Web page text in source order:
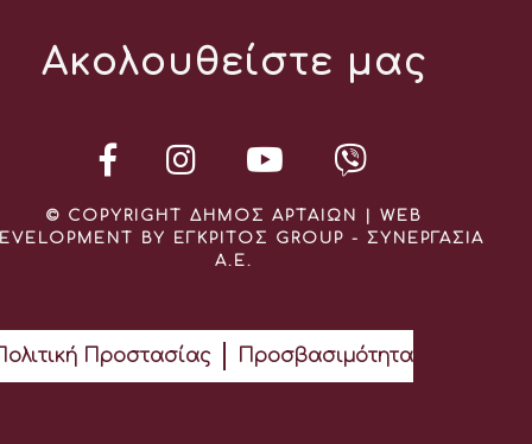
Ακολουθείστε μας
© COPYRIGHT ΔΗΜΟΣ ΑΡΤΑΙΩΝ | WEB
BY ΕΓΚΡΙΤΟΣ GROUP - ΣΥΝΕΡΓΑΣΙΑ
Α.Ε.
Προστασίας Προσβασιμότητα